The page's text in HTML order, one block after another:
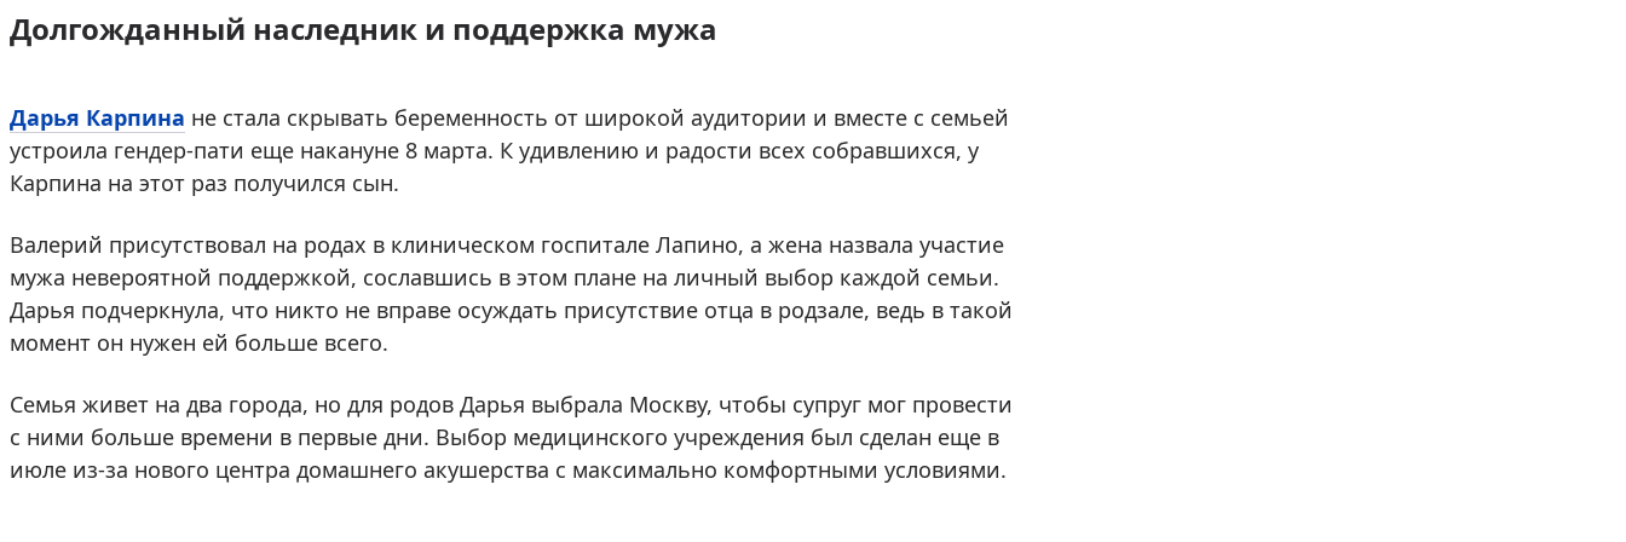
Долгожданный наследник и поддержка мужа
Дарья Карпина не стала скрывать беременность от широкой аудитории и вместе с семьей
устроила гендер-пати еще накануне 8 марта. К удивлению и радости всех собравшихся, у
Карпина на этот раз получился сын.
Валерий присутствовал на родах в клиническом госпитале Лапино, а жена назвала участие
мужа невероятной поддержкой, сославшись в этом плане на личный выбор каждой семьи.
Дарья подчеркнула, что никто не вправе осуждать присутствие отца в родзале, ведь в такой
момент он нужен ей больше всего.
Семья живет на два города, но для родов Дарья выбрала Москву, чтобы супруг мог провести
с ними больше времени в первые дни. Выбор медицинского учреждения был сделан еще в
июле из-за нового центра домашнего акушерства с максимально комфортными условиями.